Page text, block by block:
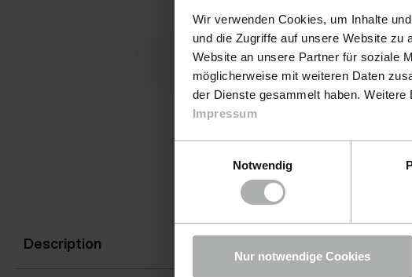
Wir verwenden Cookies, um Inhalte
und die Zugriffe auf unsere Website zu
Website an unsere Partner für soziale
möglicherweise mit weiteren Daten
der Dienste gesammelt haben.
Impressum
Notwendig
Nur notwendige Cookies
Description